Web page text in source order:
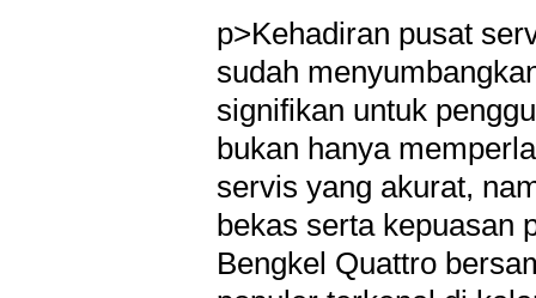
p>Kehadiran pusat
sudah
signifikan untuk
bukan hanya
servis yang akurat,
bekas serta kepuasan
Bengkel Quattro